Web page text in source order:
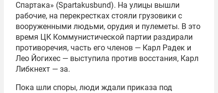
Спартака» (Spartakusbund). На улицы вышли
рабочие, на перекрестках стояли грузовики с
вооруженными людьми, орудия и пулеметы. В это
время ЦК Коммунистической партии раздирали
противоречия, часть его членов — Карл Радек и
Лео Йогихес — выступила против восстания, Карл
Либкнехт — за.
Пока шли споры, люди ждали приказа под